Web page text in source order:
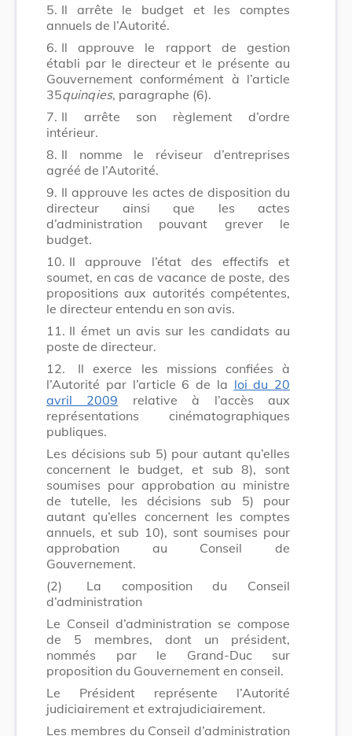
5. Il arrête le budget et les comptes
annuels de l’Autorité.
6. Il approuve le rapport de gestion
établi par le directeur et le présente au
Gouvernement conformément à l’article
35quinqies, paragraphe (6).
7. Il arrête son règlement d’ordre
intérieur.
8. Il nomme le réviseur d’entreprises
agréé de l’Autorité.
9. Il approuve les actes de disposition du
directeur ainsi que les actes
d’administration pouvant grever le
budget.
10. Il approuve l’état des effectifs et
soumet, en cas de vacance de poste, des
propositions aux autorités compétentes,
le directeur entendu en son avis.
11. Il émet un avis sur les candidats au
poste de directeur.
12.
Il exerce les missions confiées à
l’Autorité par l’article 6 de la loi du 20
avril 2009 relative à l’accès aux
représentations cinématographiques
publiques.
Les décisions sub 5) pour autant qu’elles
concernent le budget, et sub 8), sont
soumises pour approbation au ministre
de tutelle, les décisions sub 5) pour
autant qu’elles concernent les comptes
annuels, et sub 10), sont soumises pour
approbation au Conseil de
Gouvernement.
(2)
La composition du Conseil
d’administration
Le Conseil d’administration se compose
de 5 membres, dont un président,
nommés par le Grand-Duc sur
proposition du Gouvernement en conseil.
Le Président représente l’Autorité
judiciairement et extrajudiciairement.
Les membres du Conseil d’administration